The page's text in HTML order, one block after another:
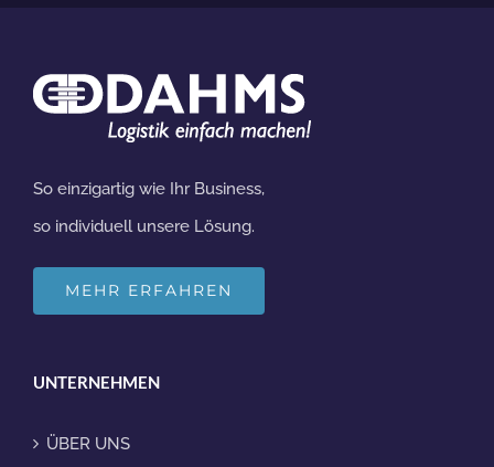
So einzigartig wie Ihr Business,
so individuell unsere Lösung.
MEHR ERFAHREN
UNTERNEHMEN
ÜBER UNS